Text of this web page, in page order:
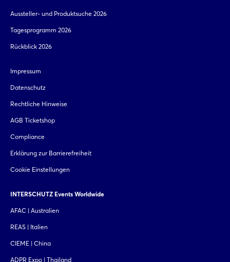
Aussteller- und Produktsuche 2026
Tagesprogramm 2026
Rückblick 2026
Impressum
Datenschutz
Rechtliche Hinweise
AGB Ticketshop
Compliance
Erklärung zur Barrierefreiheit
Cookie Einstellungen
INTERSCHUTZ Events Worldwide
AFAC | Australien
REAS | Italien
CIEME | China
ADPR Expo | Thailand